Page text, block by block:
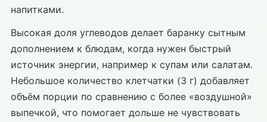
напитками.
Высокая доля углеводов делает баранку сытным
дополнением к блюдам, когда нужен быстрый
источник энергии, например к супам или салатам.
Небольшое количество клетчатки (3 г) добавляет
объём порции по сравнению с более «воздушной»
выпечкой, что помогает дольше не чувствовать